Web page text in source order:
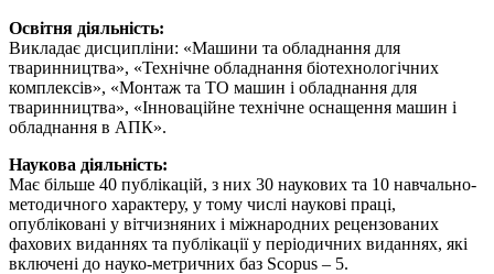
Освітня діяльність:
Викладає дисципліни: «Машини та обладнання для
тваринництва», «Технічне обладнання біотехнологічних
комплексів», «Монтаж та ТО машин і обладнання для
тваринництва», «Інноваційне технічне оснащення машин і
обладнання в АПК».
Наукова діяльність:
Має більше 40 публікацій, з них 30 наукових та 10 навчально-
методичного характеру, у тому числі наукові праці,
опубліковані у вітчизняних і міжнародних рецензованих
фахових виданнях та публікації у періодичних виданнях, які
включені до науко-метричних баз Scopus – 5.